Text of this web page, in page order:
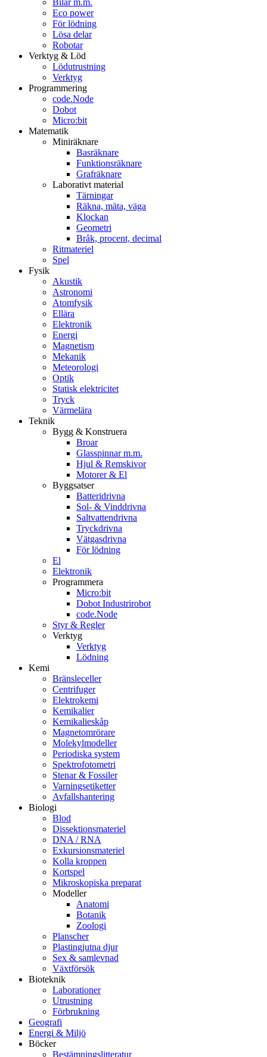
Bilar m.m.
Eco power
För lödning
Lösa delar
Robotar
Verktyg & Löd
Lödutrustning
Verktyg
Programmering
code.Node
Dobot
Micro:bit
Matematik
Miniräknare
Basräknare
Funktionsräknare
Grafräknare
Laborativt material
Tärningar
Räkna, mäta, väga
Klockan
Geometri
Bråk, procent, decimal
Ritmateriel
Spel
Fysik
Akustik
Astronomi
Atomfysik
Ellära
Elektronik
Energi
Magnetism
Mekanik
Meteorologi
Optik
Statisk elektricitet
Tryck
Värmelära
Teknik
Bygg & Konstruera
Broar
Glasspinnar m.m.
Hjul & Remskivor
Motorer & El
Byggsatser
Batteridrivna
Sol- & Vinddrivna
Saltvattendrivna
Tryckdrivna
Vätgasdrivna
För lödning
El
Elektronik
Programmera
Micro:bit
Dobot Industrirobot
code.Node
Styr & Regler
Verktyg
Verktyg
Lödning
Kemi
Bränsleceller
Centrifuger
Elektrokemi
Kemikalier
Kemikalieskåp
Magnetomrörare
Molekylmodeller
Periodiska system
Spektrofotometri
Stenar & Fossiler
Varningsetiketter
Avfallshantering
Biologi
Blod
Dissektionsmateriel
DNA / RNA
Exkursionsmateriel
Kolla kroppen
Kortspel
Mikroskopiska preparat
Modeller
Anatomi
Botanik
Zoologi
Planscher
Plastingjutna djur
Sex & samlevnad
Växtförsök
Bioteknik
Laborationer
Utrustning
Förbrukning
Geografi
Energi & Miljö
Böcker
Bestämningslitteratur